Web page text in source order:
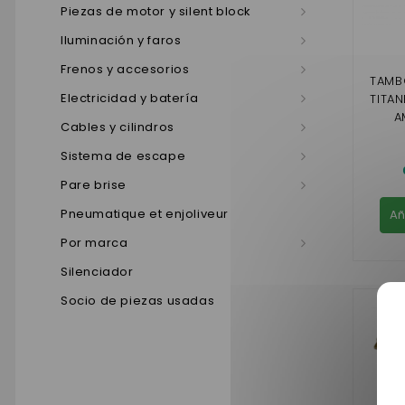
Piezas de motor y silent block
Iluminación y faros
Frenos y accesorios
Electricidad y batería
Cables y cilindros
Sistema de escape
Pare brise
Pneumatique et enjoliveur
Por marca
Silenciador
Socio de piezas usadas